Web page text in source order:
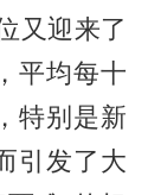
又迎来了
平均每十
特别是新
引发了大